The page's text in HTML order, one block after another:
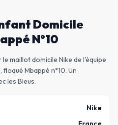
Domicile
N°10
maillot domicile Nike de l'équipe
Mbappé n°10. Un
les Bleus.
Nike